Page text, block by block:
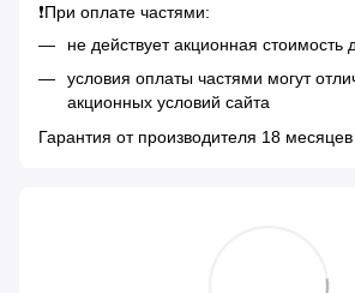
❗️При оплате частями:
не действует акционная стоимость
условия оплаты частями могут
акционных условий сайта
Гарантия от производителя 18 месяцев